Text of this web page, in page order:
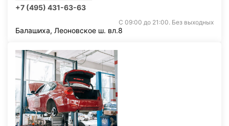
+7 (495) 431-63-63
С 09:00 до 21:00. Без выходных
Балашиха, Леоновское ш. вл.8